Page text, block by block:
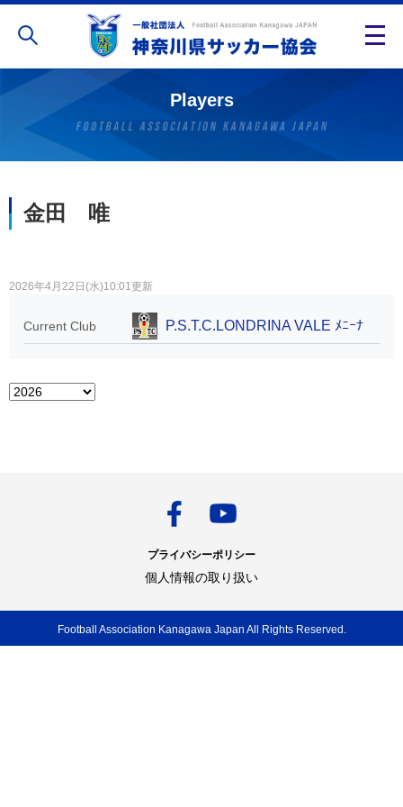
Players
金田 唯
2026年4月22日(水)10:01更新
Current Club P.S.T.C.LONDRINA VALE ﾒﾆｰﾅ
プライバシーポリシー
個人情報の取り扱い
Football Association Kanagawa Japan All Rights Reserved.